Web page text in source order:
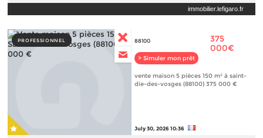
immobilier.lefigaro.fr
PROFESSIONNEL 88100
> Simuler mon prêt
375
000€
vente maison 5 pièces 150 m² à saint-
die-des-vosges (88100) 375 000 €
July 30, 2026 10:36